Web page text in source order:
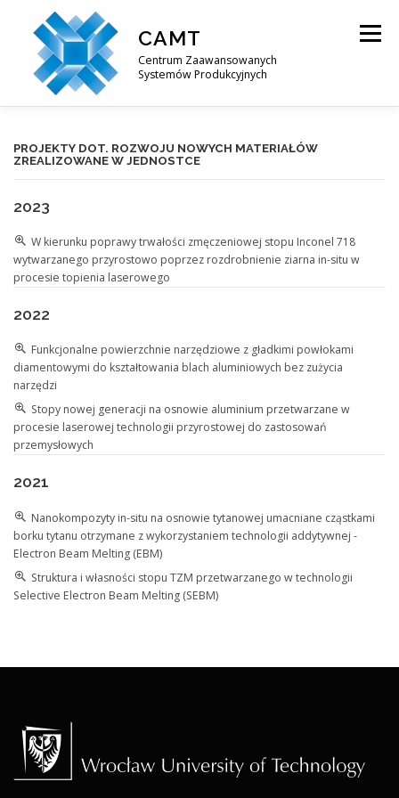
CAMT
Centrum Zaawansowanych
Systemów Produkcyjnych
Menu
PROJEKTY
KONTAKT
PROJEKTY DOT. ROZWOJU NOWYCH MATERIAŁÓW
ZREALIZOWANE W JEDNOSTCE
2023
W kierunku poprawy trwałości zmęczeniowej stopu Inconel 718
wytwarzanego przyrostowo poprzez rozdrobnienie ziarna in-situ w
procesie topienia laserowego
2022
Funkcjonalne powierzchnie narzędziowe z gładkimi powłokami
diamentowymi do kształtowania blach aluminiowych bez zużycia
narzędzi
Stopy nowej generacji na osnowie aluminium przetwarzane w
procesie laserowej technologii przyrostowej do zastosowań
przemysłowych
2021
Nanokompozyty in-situ na osnowie tytanowej umacniane cząstkami
borku tytanu otrzymane z wykorzystaniem technologii addytywnej -
Electron Beam Melting (EBM)
Struktura i własności stopu TZM przetwarzanego w technologii
Selective Electron Beam Melting (SEBM)